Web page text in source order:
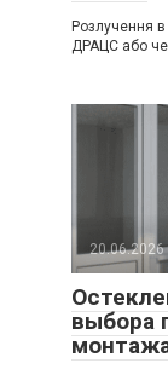
Розлучення
ДРАЦС або
20.06.2026
выбора